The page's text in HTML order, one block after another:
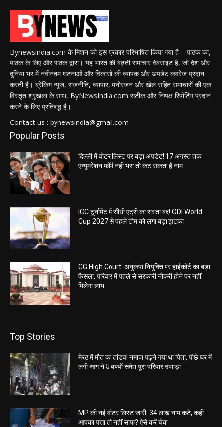
Bynewsindia.com के मिशन को इस प्रकार परिभाषित किया गया है – पाठक का,
पाठक के लिए और पाठक द्वारा। यह भारत की बढ़ती समाचार वेबसाइट है, जो देश और
दुनिया भर में नवीनतम घटनाओं और विकासों की व्यापक और अपडेट कवरेज प्रदान
करती है। ब्रेकिंग न्यूज, राजनीति, व्यापार, मनोरंजन और खेल सहित समाचारों की एक
विस्तृत श्रृंखला के साथ, ByNewsIndia.com सटीक और निष्पक्ष रिपोर्टिंग प्रदान
करने के लिए प्रतिबद्ध है।
Contact us : bynewsindia@gmail.com
Popular Posts
दिल्ली में वोटर लिस्ट पर बड़ा अपडेट! 17 अगस्त तक
एन्यूमरेशन फॉर्म नहीं भरा तो कट सकता है नाम
ICC टूर्नामेंट में सीधी एंट्री का रास्ता बंद! ODI World
Cup 2027 से पहले टीम को लगा बड़ा झटका
CG High Court: अनुकंपा नियुक्ति पर हाईकोर्ट का बड़ा
फैसला, परिवार में पहले से सरकारी नौकरी होने पर नहीं
मिलेगा लाभ
Top Stories
मेरठ में मौत का तांडव! नमाज पढ़ने गया था पिता, पीछे घर में
लगी आग ने 5 बच्चों समेत पूरा परिवार उजाड़ा
MP की नई वोटर लिस्ट जारी: 34 लाख नाम कटे, कहीं
आपका पत्ता तो नहीं साफ? ऐसे करें चेक